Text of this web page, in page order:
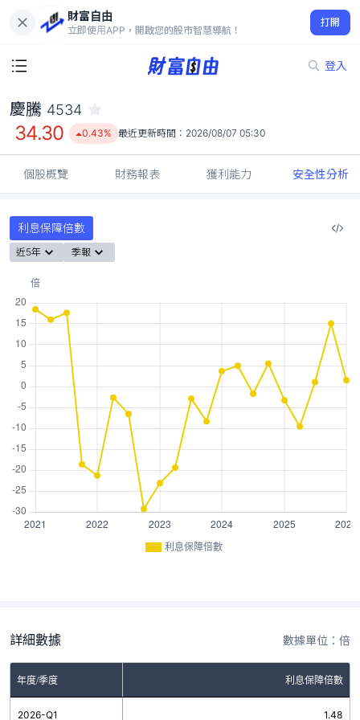
財富自由
立即使用APP，開啟您的股市智慧導航！
打開
登入
34.30
0.43%
慶騰 4534
34.30 0.43% 最近更新時間： 2026/08/07 05:30
個股概覽 財務報表 獲利能力 安全性分析
利息保障倍數
近5年 季報
利息保障倍數
詳細數據 數據單位：倍
年度/季度 利息保障倍數
2026-Q1 1.48